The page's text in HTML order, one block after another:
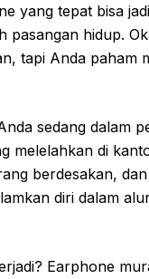
yang tepat bisa
pasangan hidup.
tapi Anda paham
sedang dalam
melelahkan di
berdesakan,
diri dalam
Earphone